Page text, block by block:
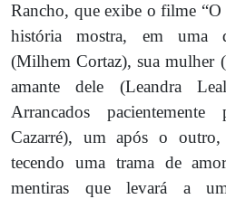
Rancho, que exibe o filme
história mostra, em uma
(Milhem Cortaz), sua mulher
amante dele (Leandra
Arrancados
Cazarré), um após o outro,
tecendo uma trama de
mentiras que levará a